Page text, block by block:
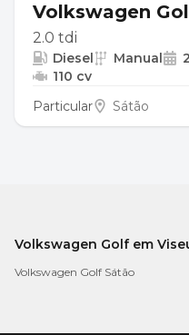
Volkswagen
2.0 tdi
Diesel Manual
110 cv
Particular
Sátão
Volkswagen Golf em
Volkswagen Golf Sátão